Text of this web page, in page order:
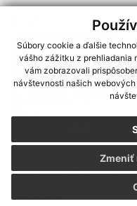
Súbory cookie a ďalšie
vášho zážitku z prehliadania
vám zobrazovali
návštevnosti našich
Zmeniť
ŠPORTOVÉ AKCIE
TOPĽOU